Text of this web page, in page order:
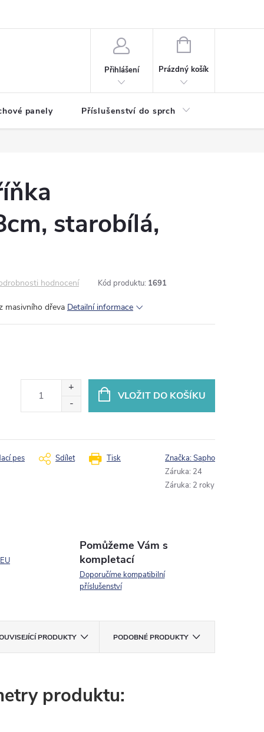
Přihlášení
NÁKUPNÍ
Prázdný košík
panely Příslušenství do sprch
starobílá,
hodnocení Kód produktu: 1691
masivního dřeva Detailní informace
VLOŽIT DO KOŠÍKU
Tisk
pes Sdílet Značka:Sapho
Záruka: 24
Záruka: 2 roky
Pomůžeme Vám s
kompletací
Doporučíme kompatibilní
příslušenství
PRODUKTY PODOBNÉ PRODUKTY
produktu: